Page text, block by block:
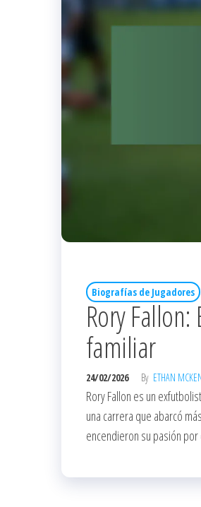
Biografías de Jugadores
Rory
familiar
24/02/2026 By ETHAN
Rory Fallon es un
una carrera que abarcó
encendieron su pasión